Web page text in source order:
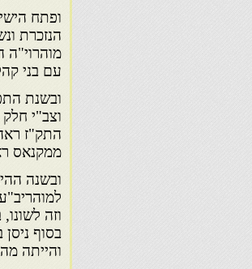
ופתח
הנזכרת
מוהרוי"ה
עם בני
וצב"י
התק"ז
ממקנאס
ובשנה
וזה
בסוף
והייתה